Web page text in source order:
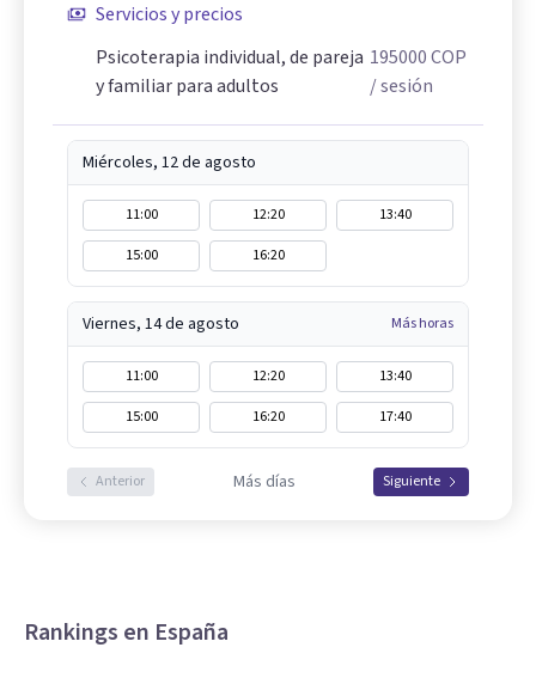
Servicios y precios
Psicoterapia individual, de pareja
y familiar para adultos
195000COP
/ sesión
Miércoles, 12 de agosto
11:00 12:20
13:40
15:00
16:20
Viernes, 14 de agosto Más horas
11:00 12:20
13:40
15:00
16:20 17:40
Anterior Más días Siguiente
Rankings en España